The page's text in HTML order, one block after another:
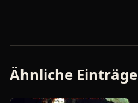
Ähnliche Einträge